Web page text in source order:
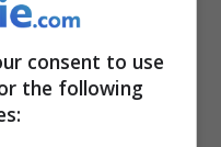
forza, la
–aggiunge il
del
con una
consent to use
the following